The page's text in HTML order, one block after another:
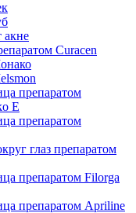
акне
Curacen
препаратом
E
препаратом
глаз препаратом
препаратом Filorga
препаратом Apriline